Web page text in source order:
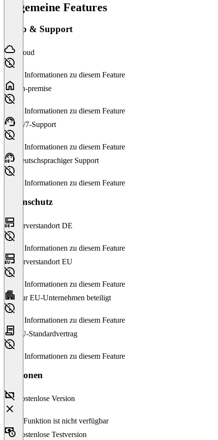
Allgemeine Features
Setup & Support
Cloud
Keine Informationen zu diesem Feature
On-premise
Keine Informationen zu diesem Feature
24/7-Support
Keine Informationen zu diesem Feature
Deutschsprachiger Support
Keine Informationen zu diesem Feature
Datenschutz
Serverstandort DE
Keine Informationen zu diesem Feature
Serverstandort EU
Keine Informationen zu diesem Feature
Nur EU-Unternehmen beteiligt
Keine Informationen zu diesem Feature
EU-Standardvertrag
Keine Informationen zu diesem Feature
Versionen
Kostenlose Version
Diese Funktion ist nicht verfügbar
Kostenlose Testversion